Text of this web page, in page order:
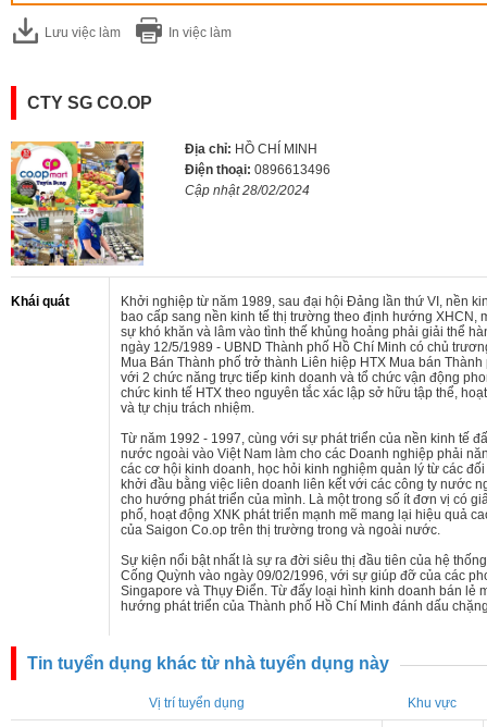
Lưu việc làm In việc làm
CTY SG CO.OP
Địa chỉ: HỒ CHÍ MINH
Điện thoại: 0896613496
Cập nhật 28/02/2024
Khái quát
Khởi nghiệp từ năm 1989, sau đại hội Đảng lần thứ VI, nền
bao cấp sang nền kinh tế thị trường theo định hướng XHCN,
sự khó khăn và lâm vào tình thế khủng hoảng phải giải thể
ngày 12/5/1989 - UBND Thành phố Hồ Chí Minh có chủ
Mua Bán Thành phố trở thành Liên hiệp HTX Mua bán
với 2 chức năng trực tiếp kinh doanh và tổ chức vận động
chức kinh tế HTX theo nguyên tắc xác lập sở hữu tập thể,
và tự chịu trách nhiệm.
Từ năm 1992 - 1997, cùng với sự phát triển của nền kinh tế
nước ngoài vào Việt Nam làm cho các Doanh nghiệp phải
các cơ hội kinh doanh, học hỏi kinh nghiệm quản lý từ các
khởi đầu bằng việc liên doanh liên kết với các công ty nước
cho hướng phát triển của mình. Là một trong số ít đơn vị có
phố, hoạt động XNK phát triển mạnh mẽ mang lại hiệu quả
của Saigon Co.op trên thị trường trong và ngoài nước.
Sự kiện nổi bật nhất là sự ra đời siêu thị đầu tiên của hệ
Cống Quỳnh vào ngày 09/02/1996, với sự giúp đỡ của các
Singapore và Thụy Điển. Từ đấy loại hình kinh doanh bán lẻ
hướng phát triển của Thành phố Hồ Chí Minh đánh dấu
Tin tuyển dụng khác từ nhà tuyển dụng này
Vị trí tuyển dụng Khu vực